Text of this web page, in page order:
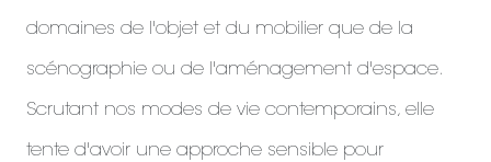
domaines de l'objet et du mobilier que de la
scénographie ou de l'aménagement d'espace.
Scrutant nos modes de vie contemporains, elle
tente d'avoir une approche sensible pour